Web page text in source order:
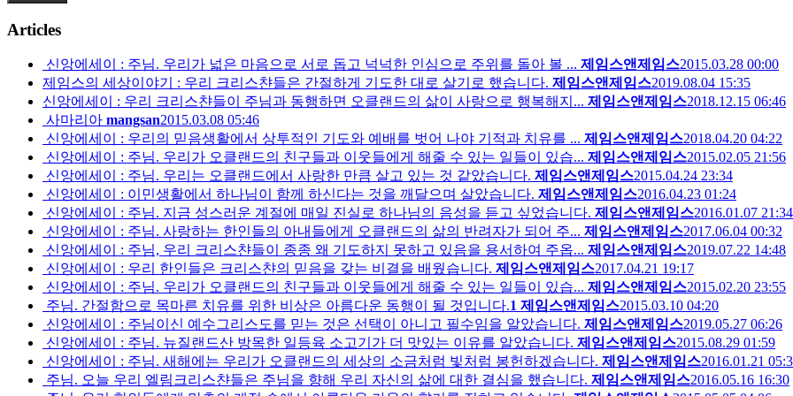
Articles
신앙에세이 : 주님. 우리가 넓은 마음으로 서로 돕고 넉넉한 인심으로 주위를 돌아 볼 ... 제임스앤제임스2015.03.28 00:00
제임스의 세상이야기 : 우리 크리스챤들은 간절하게 기도한 대로 살기로 했습니다. 제임스앤제임스2019.08.04 15:35
신앙에세이 : 우리 크리스챤들이 주님과 동행하면 오클랜드의 삶이 사랑으로 행복해지... 제임스앤제임스2018.12.15 06:46
사마리아 mangsan2015.03.08 05:46
신앙에세이 : 우리의 믿음생활에서 상투적인 기도와 예배를 벗어 나야 기적과 치유를 ... 제임스앤제임스2018.04.20 04:22
신앙에세이 : 주님. 우리가 오클랜드의 친구들과 이웃들에게 해줄 수 있는 일들이 있습... 제임스앤제임스2015.02.05 21:56
신앙에세이 : 주님. 우리는 오클랜드에서 사랑한 만큼 살고 있는 것 같았습니다. 제임스앤제임스2015.04.24 23:34
신앙에세이 : 이민생활에서 하나님이 함께 하신다는 것을 깨달으며 살았습니다. 제임스앤제임스2016.04.23 01:24
신앙에세이 : 주님. 지금 성스러운 계절에 매일 진실로 하나님의 음성을 듣고 싶었습니다. 제임스앤제임스2016.01.07 21:34
신앙에세이 : 주님. 사랑하는 한인들의 아내들에게 오클랜드의 삶의 반려자가 되어 주... 제임스앤제임스2017.06.04 00:32
신앙에세이 : 주님, 우리 크리스챤들이 종종 왜 기도하지 못하고 있음을 용서하여 주옵... 제임스앤제임스2019.07.22 14:48
신앙에세이 : 우리 한인들은 크리스챤의 믿음을 갖는 비결을 배웠습니다. 제임스앤제임스2017.04.21 19:17
신앙에세이 : 주님. 우리가 오클랜드의 친구들과 이웃들에게 해줄 수 있는 일들이 있습... 제임스앤제임스2015.02.20 23:55
주님. 간절함으로 목마른 치유를 위한 비상은 아름다운 동행이 될 것입니다.1 제임스앤제임스2015.03.10 04:20
신앙에세이 : 주님이신 예수그리스도를 믿는 것은 선택이 아니고 필수임을 알았습니다. 제임스앤제임스2019.05.27 06:26
신앙에세이 : 주님. 뉴질랜드산 방목한 일등육 소고기가 더 맛있는 이유를 알았습니다. 제임스앤제임스2015.08.29 01:59
신앙에세이 : 주님. 새해에는 우리가 오클랜드의 세상의 소금처럼 빛처럼 봉헌하겠습니다. 제임스앤제임스2016.01.21
주님. 오늘 우리 엘림크리스챤들은 주님을 향해 우리 자신의 삶에 대한 결심을 했습니다. 제임스앤제임스2016.05.16 16:30